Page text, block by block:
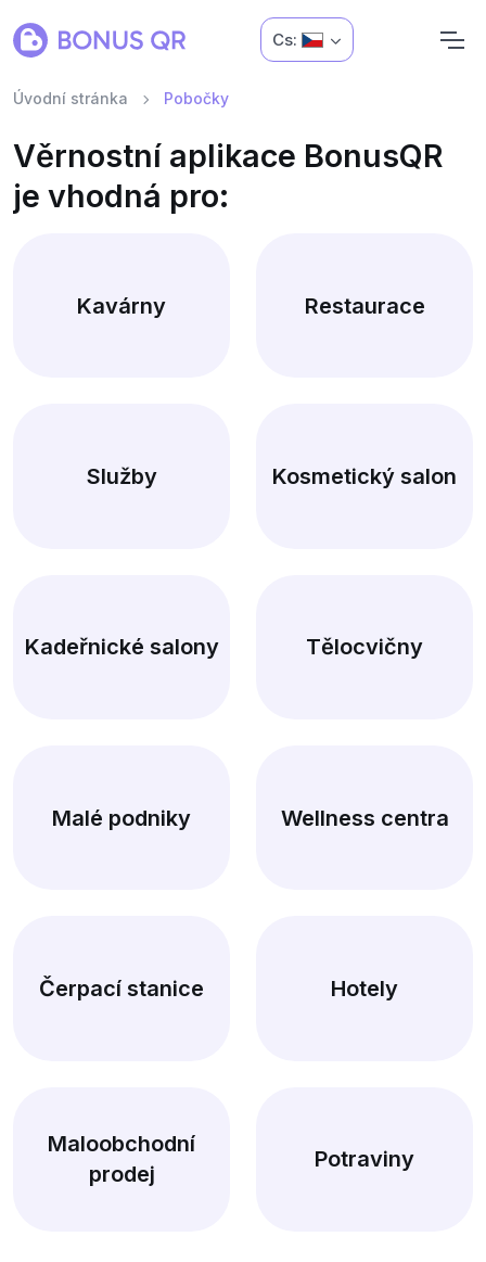
Cs:
Úvodní stránka Pobočky
Věrnostní aplikace BonusQR
je vhodná pro:
Kavárny Restaurace
Služby Kosmetický salon
Kadeřnické salony Tělocvičny
Malé podniky Wellness centra
Čerpací stanice Hotely
Maloobchodní
prodej
Potraviny